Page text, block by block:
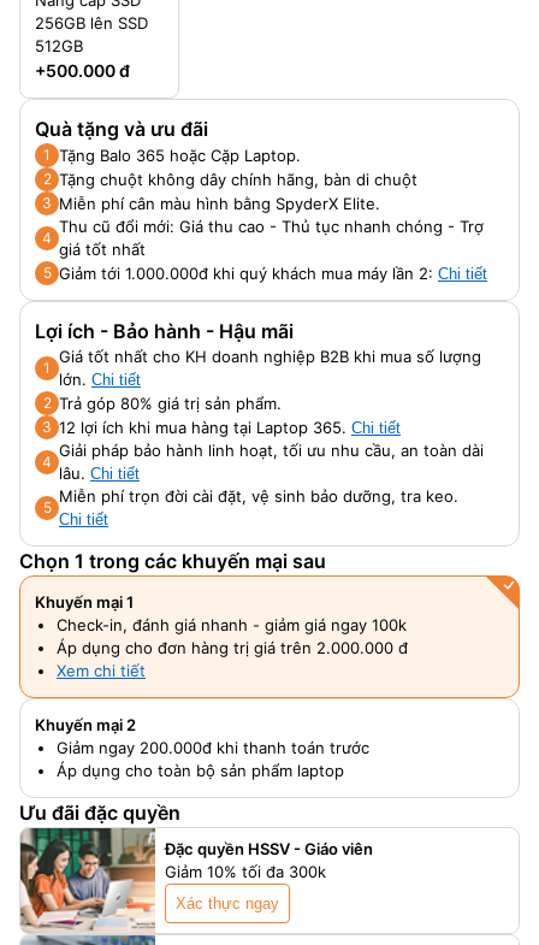
display, Touch screen, With
stylus support, Screen-to-
body ratio: 90 ％
256GB lên SSD
512GB
+500.000 đ
Quà tặng và ưu đãi
1 Tặng Balo 365 hoặc Cặp Laptop.
2 Tặng chuột không dây chính hãng, bàn di chuột
3 Miễn phí cân màu hình bằng SpyderX Elite.
4
Thu cũ đổi mới: Giá thu cao - Thủ tục nhanh chóng - Trợ
giá tốt nhất
5 Giảm tới 1.000.000đ khi quý khách mua máy lần 2: Chi tiết
Lợi ích - Bảo hành - Hậu mãi
1
Giá tốt nhất cho KH doanh nghiệp B2B khi mua số lượng
lớn. Chi tiết
2 Trả góp 80% giá trị sản phẩm.
3 12 lợi ích khi mua hàng tại Laptop 365. Chi tiết
4
Giải pháp bảo hành linh hoạt, tối ưu nhu cầu, an toàn dài
lâu. Chi tiết
5
Miễn phí trọn đời cài đặt, vệ sinh bảo dưỡng, tra keo.
Chi tiết
Chọn 1 trong các khuyến mại sau
Khuyến mại 1
Check-in, đánh giá nhanh - giảm giá ngay 100k
Áp dụng cho đơn hàng trị giá trên 2.000.000 đ
Xem chi tiết
Khuyến mại 2
Giảm ngay 200.000đ khi thanh toán trước
Áp dụng cho toàn bộ sản phẩm laptop
Ưu đãi đặc quyền
Đặc quyền HSSV - Giáo viên
Giảm 10% tối đa 300k
Xác thực ngay